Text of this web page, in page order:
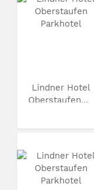
Lindner Hotel
Oberstaufen...